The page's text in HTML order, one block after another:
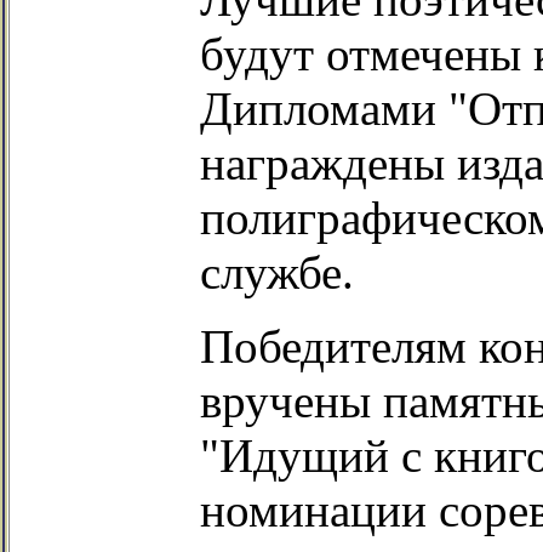
будут
Дипломами
награждены
службе.
Победителям
вручены
"Идущий с
номинации